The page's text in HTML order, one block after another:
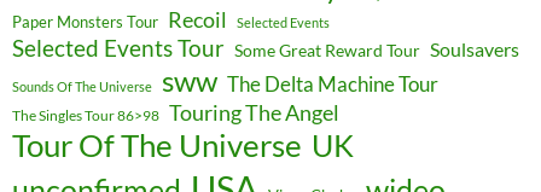
Paper Monsters Tour Recoil Selected Events
Selected Events Tour Some Great Reward Tour Soulsavers
Sounds Of The Universe sww The Delta Machine Tour
The Singles Tour 86>98 Touring The Angel
Tour Of The Universe UK